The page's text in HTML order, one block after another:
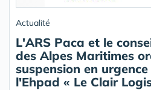
Actualité
L'ARS Paca et le
des Alpes Maritimes
suspension en
l'Ehpad « Le Clair